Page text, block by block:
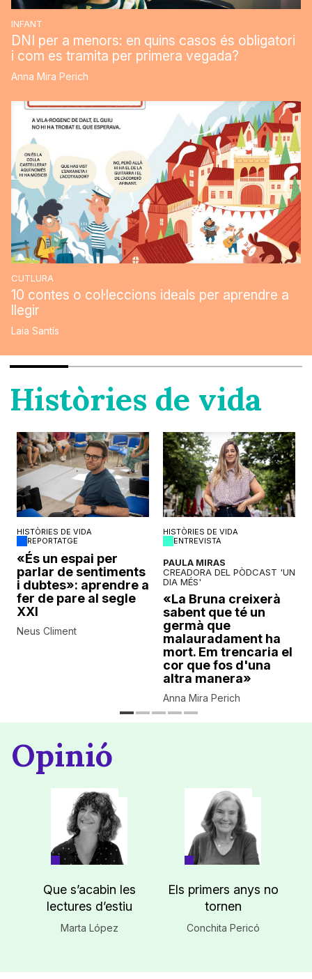
INFANT
DNI per a menors: en quins casos és obligatori
i com es tramita per primera vegada?
Anna Mira Perich
CUTLURA
10 contes o col·leccions ideals per aprendre a
llegir
Laia Santís
Històries de vida
HISTÒRIES DE VIDA
REPORTATGE
«És un espai per
parlar de sentiments
i dubtes»: aprendre a
fer de pare al segle
XXI
Neus Climent
HISTÒRIES DE VIDA
ENTREVISTA
PAULA MIRAS
CREADORA DEL PÒDCAST 'UN
DIA MÉS'
«La Bruna creixerà
sabent que té un
germà que
malauradament ha
mort. Em trencaria el
cor que fos d'una
altra manera»
Anna Mira Perich
Opinió
Que s’acabin les
lectures d’estiu
Marta López
Els primers anys no
tornen
Conchita Pericó